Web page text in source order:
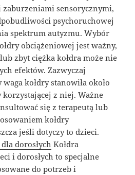
sensorycznymi,
psychoruchowej
spektrum autyzmu. Wybór
obciążeniowej jest ważny,
zbyt ciężka kołdra może nie
efektów. Zazwyczaj
kołdry stanowiła około
korzystającej z niej. Ważne
się z terapeutą lub
kołdry
jeśli dotyczy to dzieci.
dorosłych Kołdra
i dorosłych to specjalne
do potrzeb i